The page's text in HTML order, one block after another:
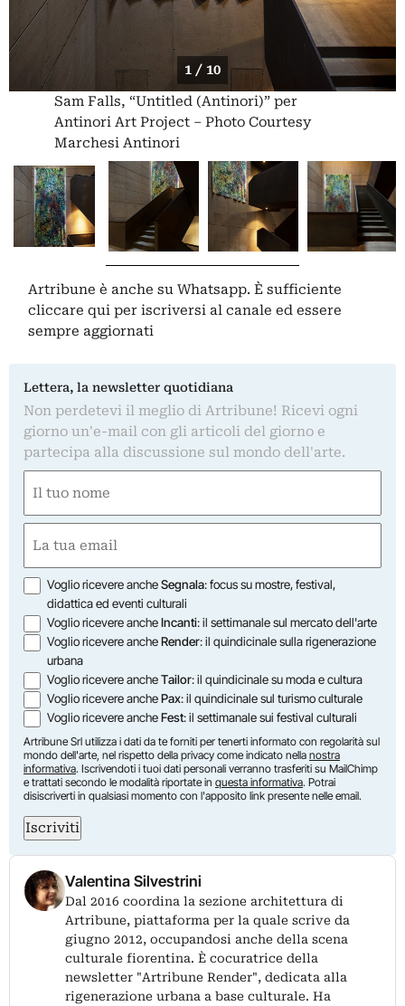
1 / 10
Sam Falls, “Untitled (Antinori)” per
Antinori Art Project – Photo Courtesy
Marchesi Antinori
Artribune è anche su Whatsapp. È sufficiente
cliccare qui per iscriversi al canale ed essere
sempre aggiornati
Lettera, la newsletter quotidiana
Non perdetevi il meglio di Artribune! Ricevi ogni
giorno un'e-mail con gli articoli del giorno e
partecipa alla discussione sul mondo dell'arte.
(Required)
First
(Required)
Opzioni
Voglio ricevere ancheSegnala: focus su mostre, festival,
didattica ed eventi culturali
Voglio ricevere ancheIncanti: il settimanale sul mercato dell'arte
Voglio ricevere ancheRender: il quindicinale sulla rigenerazione
urbana
Voglio ricevere ancheTailor: il quindicinale su moda e cultura
Voglio ricevere anchePax: il quindicinale sul turismo culturale
Voglio ricevere ancheFest: il settimanale sui festival culturali
Artribune Srl utilizza i dati da te forniti per tenerti informato con regolarità sul
mondo dell'arte, nel rispetto della privacy come indicato nella nostra
informativa. Iscrivendoti i tuoi dati personali verranno trasferiti su MailChimp
e trattati secondo le modalità riportate in questa informativa. Potrai
disiscriverti in qualsiasi momento con l'apposito link presente nelle email.
Iscriviti
Valentina Silvestrini
Dal 2016 coordina la sezione architettura di
Artribune, piattaforma per la quale scrive da
giugno 2012, occupandosi anche della scena
culturale fiorentina. È cocuratrice della
newsletter "Artribune Render", dedicata alla
rigenerazione urbana a base culturale. Ha